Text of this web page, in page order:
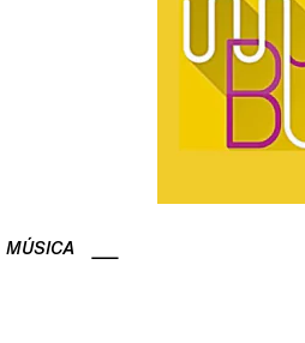
MÚSICA